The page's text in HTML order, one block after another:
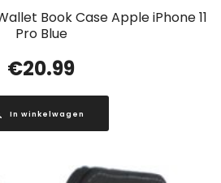
Book Case Apple iPhone 11
Pro Blue
€20.99
In winkelwagen